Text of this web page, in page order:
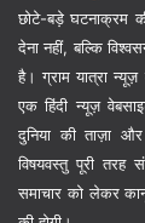
छोटे-बड़े घटनाक्रम
देना नहीं, बल्कि
है। ग्राम यात्रा
एक हिंदी न्यूज़
दुनिया की ताज़ा
विषयवस्तु पूरी तरह
समाचार को लेकर